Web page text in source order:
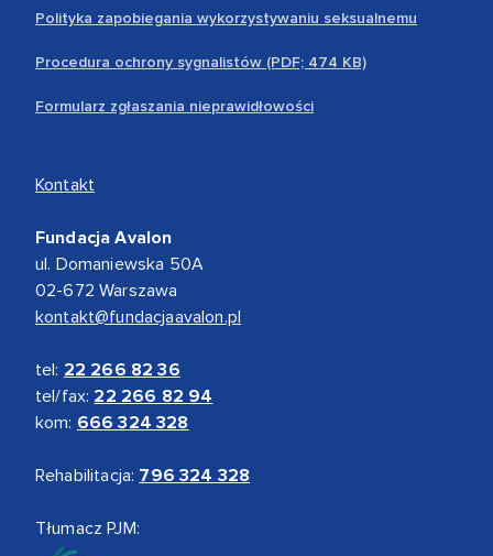
Polityka zapobiegania wykorzystywaniu seksualnemu
Procedura ochrony sygnalistów (PDF; 474 KB)
Formularz zgłaszania nieprawidłowości
Kontakt
Fundacja Avalon
ul. Domaniewska 50A
02-672 Warszawa
kontakt@fundacjaavalon.pl
tel: 22 266 82 36
tel/fax: 22 266 82 94
kom: 666 324 328
Rehabilitacja: 796 324 328
Tłumacz PJM: